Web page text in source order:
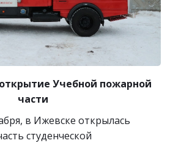
Учебной пожарной
части
в Ижевске открылась
студенческой